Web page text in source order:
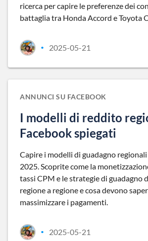
ricerca per capire le preferenze dei
battaglia tra Honda Accord e Toyota
• 2025-05-21
ANNUNCI SU FACEBOOK
I modelli di reddito
Facebook spiegati
Capire i modelli di guadagno
2025. Scoprite come la
tassi CPM e le strategie di guadagno
regione a regione e cosa devono
massimizzare i pagamenti.
• 2025-05-21